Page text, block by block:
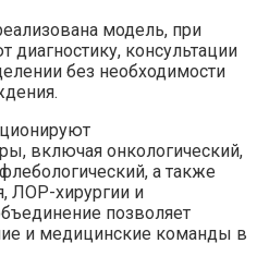
модель, при
диагностику, консультации
без необходимости
включая онкологический,
а также
ЛОР-хирургии и
позволяет
и медицинские команды в